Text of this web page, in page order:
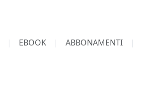
EBOOK ABBONAMENTI